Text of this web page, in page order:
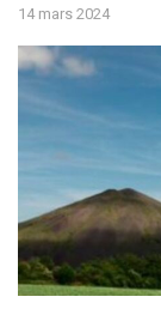
14 mars 2024